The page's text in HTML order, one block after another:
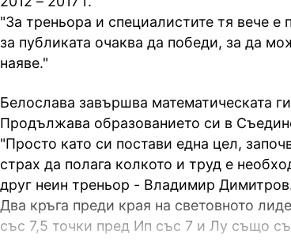
"За треньора и специалистите тя вече е
за публиката очаква да победи, за да
наяве."
Белослава завършва математическата
Продължава образованието си в
"Просто като си постави една цел,
страх да полага колкото и труд е
друг неин треньор - Владимир
Два кръга преди края на световното
със 7,5 точки пред Ип със 7 и Лу също